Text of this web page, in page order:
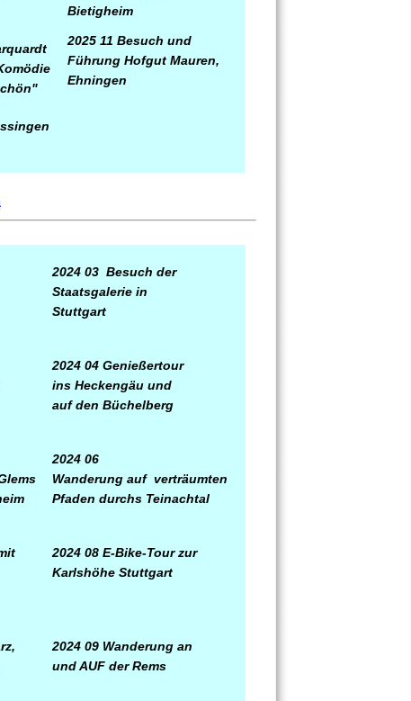
Bietigheim
2025 11 Besuch und
Führung Hofgut Mauren,
Ehningen
2024 03 Besuch der
Staatsgalerie in
Stuttgart
2024 04 Genießertour
ins Heckengäu und
auf den Büchelberg
2024 06
Wanderung auf verträumten
Pfaden durchs Teinachtal
2024 08 E-Bike-Tour zur
Karlshöhe Stuttgart
2024 09 Wanderung an
und AUF der Rems